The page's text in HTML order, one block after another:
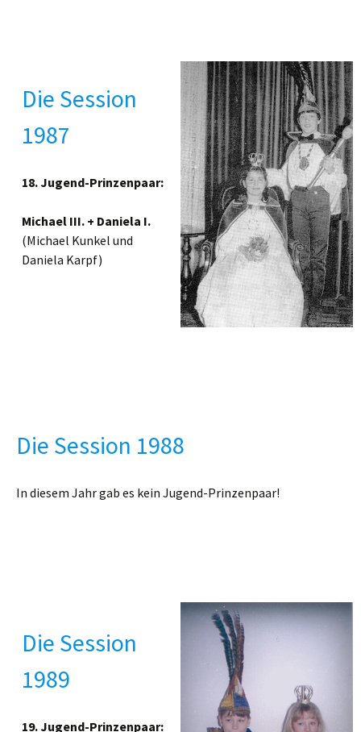
Die Session
1987
18. Jugend-Prinzenpaar:
Michael III. + Daniela I.
(Michael Kunkel und
Daniela Karpf)
Die Session 1988
In diesem Jahr gab es kein Jugend-Prinzenpaar!
Die Session
1989
19. Jugend-Prinzenpaar: